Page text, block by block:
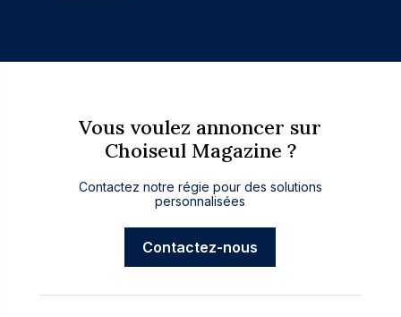
Vous voulez annoncer sur
Choiseul Magazine ?
Contactez notre régie pour des solutions
personnalisées
Contactez-nous